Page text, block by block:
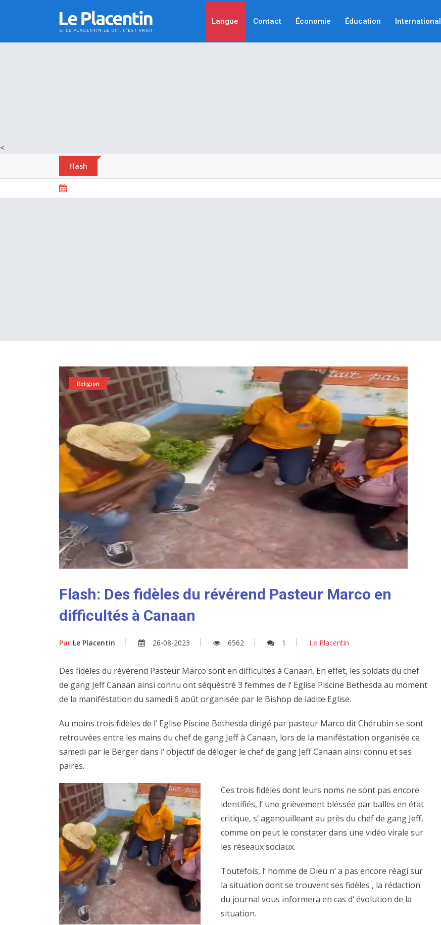
<
Langue Contact Économie Éducation International
Flash
Religion
Flash: Des fidèles du révérend Pasteur Marco en
difficultés à Canaan
Par Le Placentin 26-08-2023 6562 1 Le Placentin
Des fidèles du révérend Pasteur Marco sont en difficultés à Canaan. En effet, les soldats du chef
de gang Jeff Canaan ainsi connu ont séquéstré 3 femmes de l‘ Eglise Piscine Bethesda au moment
de la maniféstation du samedi 6 août organisée par le Bishop de ladite Eglise.
Au moins trois fidèles de l‘ Eglise Piscine Bethesda dirigé par pasteur Marco dit Chérubin se sont
retrouvées entre les mains du chef de gang Jeff à Canaan, lors de la maniféstation organisée ce
samedi par le Berger dans l‘ objectif de déloger le chef de gang Jeff Canaan ainsi connu et ses
paires.
Ces trois fidèles dont leurs noms ne sont pas encore
identifiés, l‘ une grièvement bléssée par balles en état
critique, s‘ agenouilleant au près du chef de gang Jeff,
comme on peut le constater dans une vidéo virale sur
les réseaux sociaux.
Toutefois, l‘ homme de Dieu n‘ a pas encore réagi sur
la situation dont se trouvent ses fidèles , la rédaction
du journal vous informera en cas d‘ évolution de la
situation.